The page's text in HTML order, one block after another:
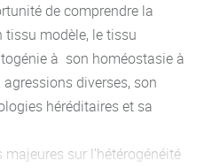
des cellules
etc..
de l’hématopoïèse : les
de Blackfan Diamond, les
de comprendre la
tissu modèle, le tissu
à son homéostasie à
agressions diverses, son
héréditaires et sa
sur l’hétérogénéité